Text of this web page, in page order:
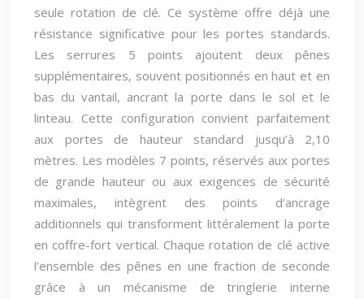
seule rotation de clé. Ce système offre déjà une
résistance significative pour les portes standards.
Les serrures 5 points ajoutent deux pênes
supplémentaires, souvent positionnés en haut et en
bas du vantail, ancrant la porte dans le sol et le
linteau. Cette configuration convient parfaitement
aux portes de hauteur standard jusqu’à 2,10
mètres. Les modèles 7 points, réservés aux portes
de grande hauteur ou aux exigences de sécurité
maximales, intègrent des points d’ancrage
additionnels qui transforment littéralement la porte
en coffre-fort vertical. Chaque rotation de clé active
l’ensemble des pênes en une fraction de seconde
grâce à un mécanisme de tringlerie interne